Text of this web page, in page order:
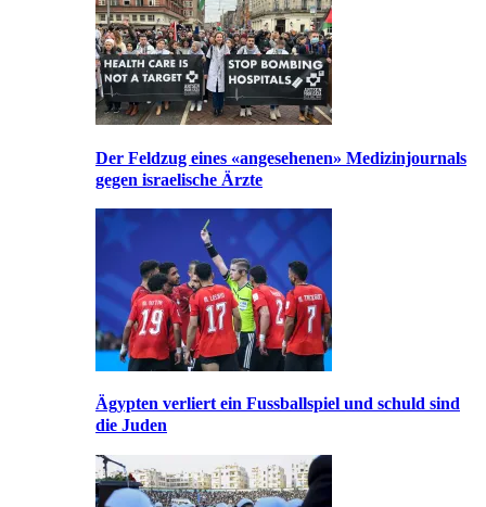
Der Feldzug eines «angesehenen» Medizinjournals
gegen israelische Ärzte
Ägypten verliert ein Fussballspiel und schuld sind
die Juden